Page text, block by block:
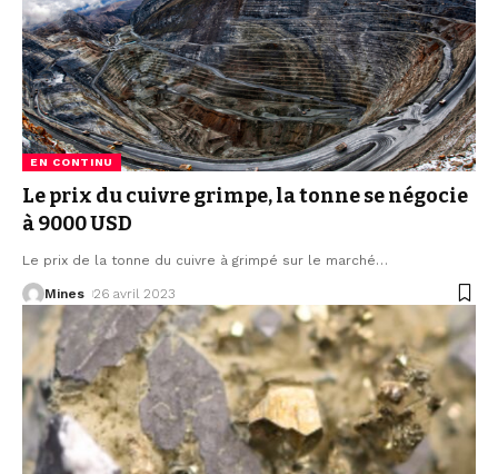
EN CONTINU
Le prix du cuivre grimpe, la tonne se négocie
à 9000 USD
Le prix de la tonne du cuivre à grimpé sur le marché…
Mines 26 avril 2023